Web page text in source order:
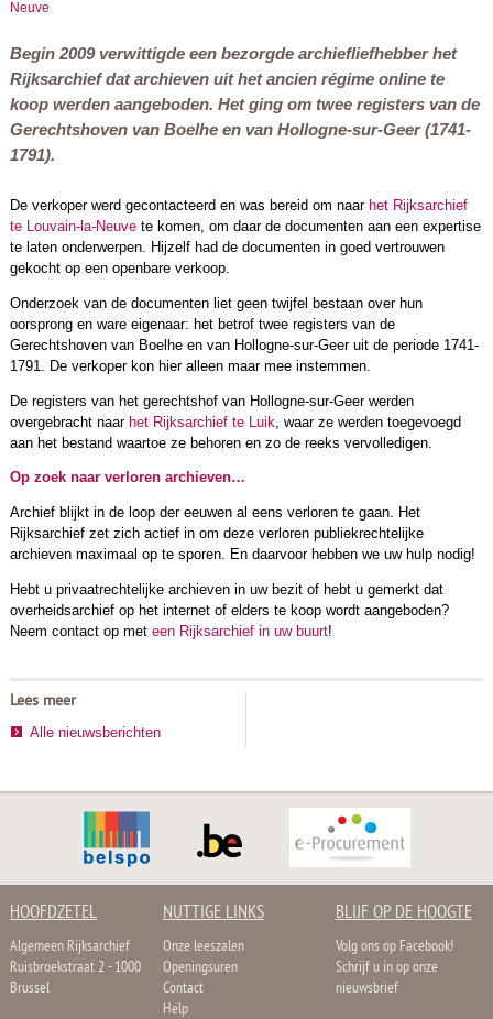
Neuve
Begin 2009 verwittigde een bezorgde archiefliefhebber het
Rijksarchief dat archieven uit het ancien régime online te
koop werden aangeboden. Het ging om twee registers van de
Gerechtshoven van Boelhe en van Hollogne-sur-Geer (1741-
1791).
De verkoper werd gecontacteerd en was bereid om naar het Rijksarchief
te Louvain-la-Neuvete komen, om daar de documenten aan een expertise
te laten onderwerpen. Hijzelf had de documenten in goed vertrouwen
gekocht op een openbare verkoop.
Onderzoek van de documenten liet geen twijfel bestaan over hun
oorsprong en ware eigenaar: het betrof twee registers van de
Gerechtshoven van Boelhe en van Hollogne-sur-Geer uit de periode 1741-
1791. De verkoper kon hier alleen maar mee instemmen.
De registers van het gerechtshof van Hollogne-sur-Geer werden
overgebracht naar het Rijksarchief te Luik , waar ze werden toegevoegd
aan het bestand waartoe ze behoren en zo de reeks vervolledigen.
Op zoek naar verloren archieven…
Archief blijkt in de loop der eeuwen al eens verloren te gaan. Het
Rijksarchief zet zich actief in om deze verloren publiekrechtelijke
archieven maximaal op te sporen. En daarvoor hebben we uw hulp nodig!
Hebt u privaatrechtelijke archieven in uw bezit of hebt u gemerkt dat
overheidsarchief op het internet of elders te koop wordt aangeboden?
Neem contact op met een Rijksarchief in uw buurt!
Lees meer
Alle nieuwsberichten
HOOFDZETEL
Algemeen Rijksarchief
Ruisbroekstraat 2 - 1000
Brussel
NUTTIGE LINKS
Onze leeszalen
Openingsuren
Contact
Help
BLIJF OP DE HOOGTE
Volg ons op Facebook!
Schrijf u in op onze
nieuwsbrief